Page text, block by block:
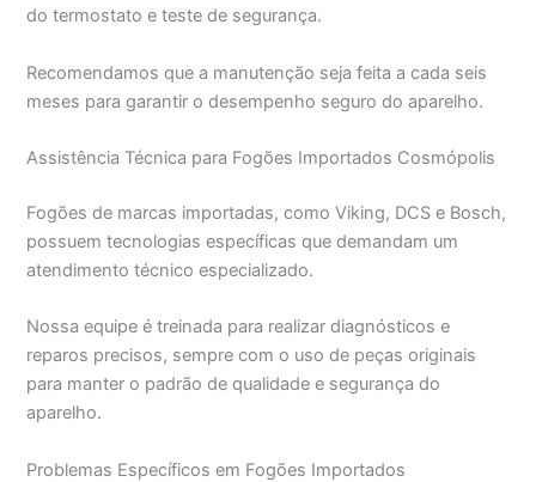
do termostato e teste de segurança.
Recomendamos que a manutenção seja feita a cada seis
meses para garantir o desempenho seguro do aparelho.
Assistência Técnica para Fogões Importados Cosmópolis
Fogões de marcas importadas, como Viking, DCS e Bosch,
possuem tecnologias específicas que demandam um
atendimento técnico especializado.
Nossa equipe é treinada para realizar diagnósticos e
reparos precisos, sempre com o uso de peças originais
para manter o padrão de qualidade e segurança do
aparelho.
Problemas Específicos em Fogões Importados